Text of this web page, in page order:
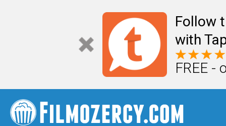
Follow
with
FREE -